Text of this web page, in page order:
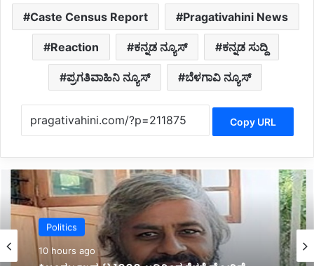
Caste Census Report Pragativahini News
Reaction ಕನ್ನಡ ನ್ಯೂಸ್ ಕನ್ನಡ ಸುದ್ದಿ
ಪ್ರಗತಿವಾಹಿನಿ ನ್ಯೂಸ್ ಬೆಳಗಾವಿ ನ್ಯೂಸ್
Copy URL
Politics
10 hours ago